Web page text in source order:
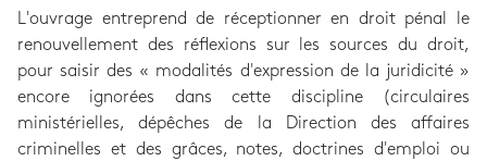
L'ouvrage entreprend de réceptionner en droit pénal le
renouvellement des réflexions sur les sources du droit,
pour saisir des « modalités d'expression de la juridicité »
encore ignorées dans cette discipline (circulaires
ministérielles, dépêches de la Direction des affaires
criminelles et des grâces, notes, doctrines d'emploi ou